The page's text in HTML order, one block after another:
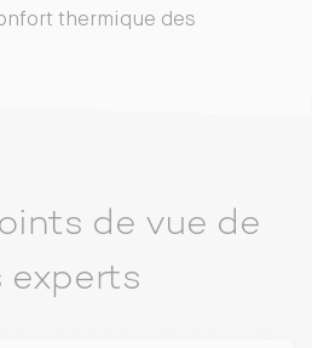
thermique des
de vue de
experts